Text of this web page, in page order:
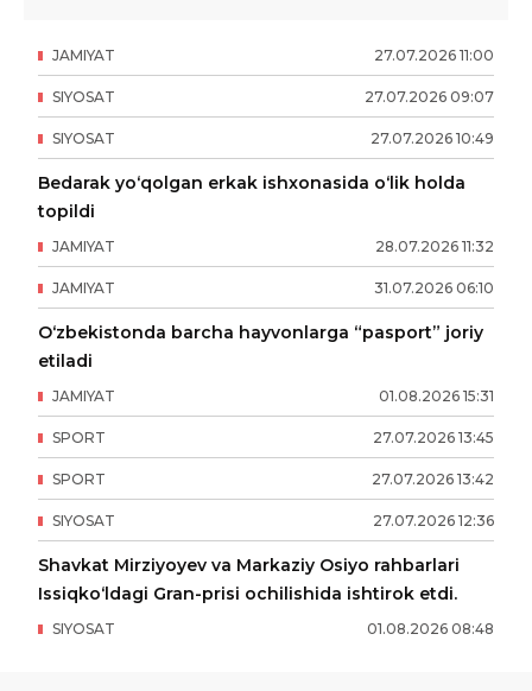
27.07.2026 11:00
JAMIYAT
27.07.2026 09:07
SIYOSAT
27.07.2026 10:49
SIYOSAT
Bedarak yo‘qolgan erkak ishxonasida o‘lik holda
topildi
28.07.2026 11:32
JAMIYAT
31.07.2026 06:10
JAMIYAT
O‘zbekistonda barcha hayvonlarga “pasport” joriy
etiladi
01.08.2026 15:31
JAMIYAT
27.07.2026 13:45
SPORT
27.07.2026 13:42
SPORT
27.07.2026 12:36
SIYOSAT
Shavkat Mirziyoyev va Markaziy Osiyo rahbarlari
Issiqko‘ldagi Gran-prisi ochilishida ishtirok etdi.
01.08.2026 08:48
SIYOSAT